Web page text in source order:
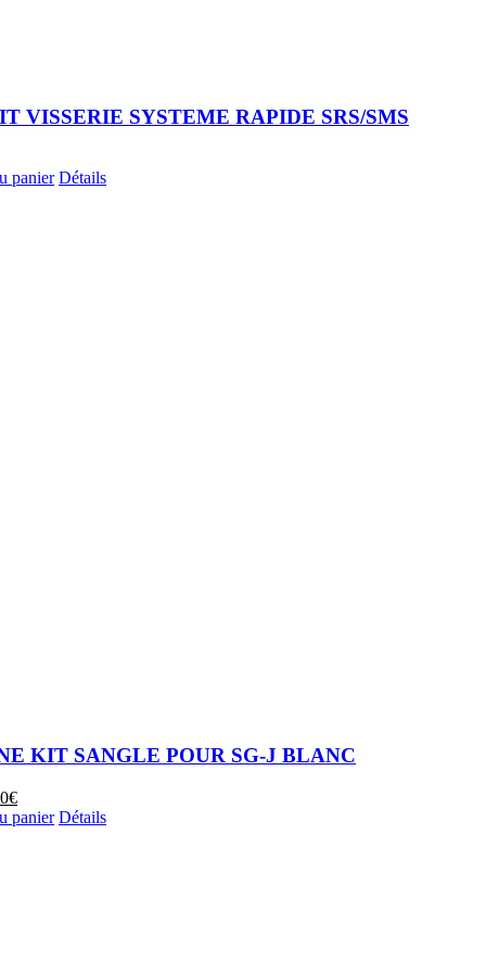
VISSERIE SYSTEME RAPIDE SRS/SMS
panier Détails
KIT SANGLE POUR SG-J BLANC
€Le
prix
panier Détails